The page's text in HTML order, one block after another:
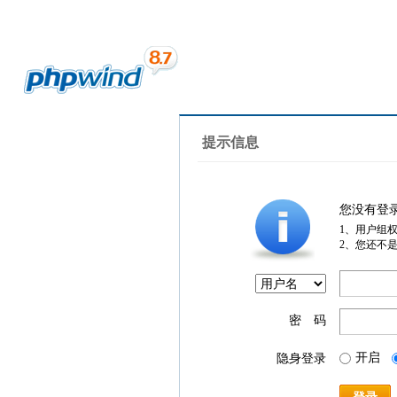
提示信息
您没有登
1、用户组
2、您还不
密 码
隐身登录 开启